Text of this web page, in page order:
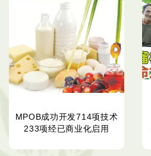
MPOB成功开发714项技术
233项经已商业化启用